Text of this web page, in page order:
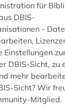
für
DBIS-
-
Einstellungen
DBIS-Sicht, zu
mehr
Sicht? Wir
Mitglied.